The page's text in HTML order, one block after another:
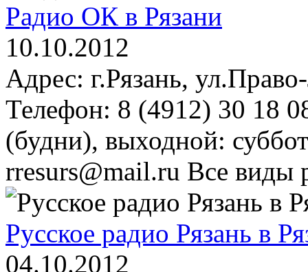
Радио ОК в Рязани
10.10.2012
Адрес: г.Рязань,
Телефон: 8 (4912) 30 18
(будни), выходной:
rresurs@mail.ru Все
Русское радио Рязань в
04.10.2012